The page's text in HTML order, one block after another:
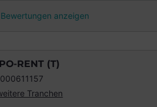
Bewertungen anzeigen
RENT (T)
Tranchen